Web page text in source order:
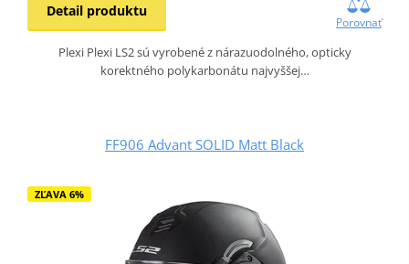
Detail produktu
Porovnať
Plexi Plexi LS2 sú vyrobené z nárazuodolného, opticky
korektného polykarbonátu najvyššej…
FF906 Advant SOLID Matt Black
ZĽAVA 6%